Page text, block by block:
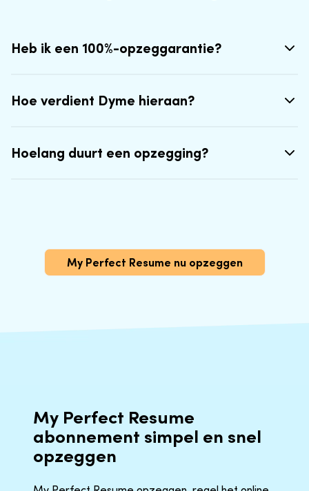
Heb ik een 100%-opzeggarantie?
Hoe verdient Dyme hieraan?
Hoelang duurt een opzegging?
My Perfect Resume nu opzeggen
My Perfect Resume
abonnement simpel en snel
opzeggen